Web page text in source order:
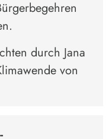
durch Jana
von